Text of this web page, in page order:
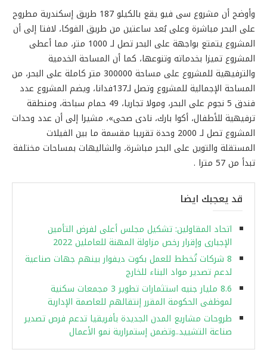
وأوضح أن مشروع سى فيو يقع بالكيلو 187 طريق إسكندرية مطروح
على البحر مباشرة وعلى بُعد ساعتين من طريق الفوكا، لافتا إلى أن
المشروع يتمتع بواجهة على البحر تصل لـ 1000 متر، مما أعطى
المشروع تميزا بخدماته وتنوعها، كما أن المساحة الخدمية
والترفيهية للمشروع على مساحة 300000 متر كاملة على البحر، من
المساحة الإجمالية للمشروع وتصل لـ137فدانا، ويضم المشروع عدد
فندق 5 نجوم على البحر، ومولا تجاريا، 49 حمام سباحة، ومنطقة
ترفيهية للأطفال، أكوا بارك، نادى صحى»، مشيرا إلى أن عدد وحدات
المشروع تصل لـ 2000 وحدة تقريبا مقسمة ما بين الفيلات
المستقلة والتوين على البحر مباشرة، والشاليهات بمساحات مختلفة
تبدأ من 57 مترا .
قد يعجبك ايضا
اتحاد المقاولين: تشكيل مجلس أعلى لفرض التأمين
الإجبارى وإقرار رخص مزاولة المهنة للعاملين 2022
8 شركات تُخطط للعمل بكوت ديفوار بينهم جهات صناعية
لدعم تصدير مواد البناء للخارج
8.6 مليار جنيه استثمارات تطوير 3 مجمعات سكنية
لموظفى الحكومة المقرر إنتقالهم للعاصمة الإدارية
طروحات مشاريع المدن الجديدة بأفريقيا تدعم فرص تصدير
صناعة التشييد..وتضمن إستمرارية نمو الأعمال